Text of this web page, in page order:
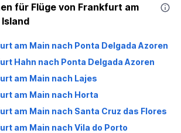
für Flüge von Frankfurt am
am Main nach Ponta Delgada Azoren
Hahn nach Ponta Delgada Azoren
am Main nach Lajes
am Main nach Horta
am Main nach Santa Cruz das Flores
am Main nach Vila do Porto